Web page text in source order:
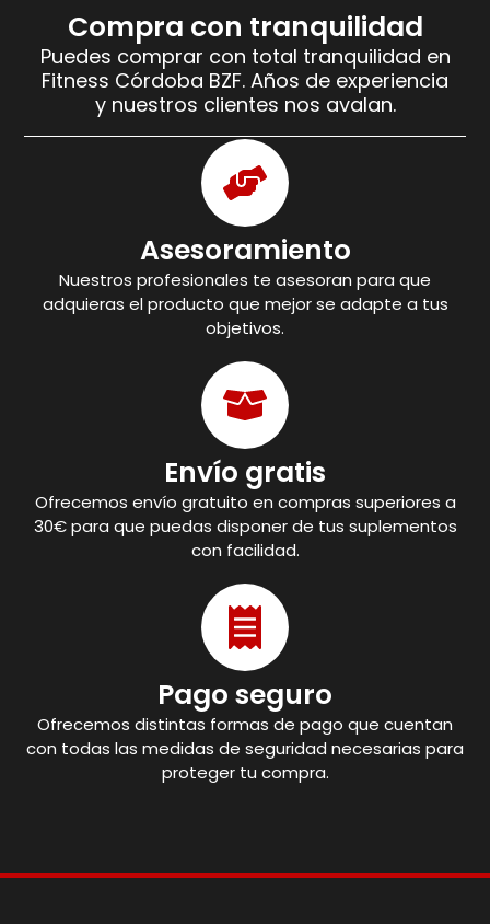
Compra con tranquilidad
Puedes comprar con total tranquilidad en
Fitness Córdoba BZF. Años de experiencia
y nuestros clientes nos avalan.
Asesoramiento
Nuestros profesionales te asesoran para que
adquieras el producto que mejor se adapte a tus
objetivos.
Envío gratis
Ofrecemos envío gratuito en compras superiores a
30€ para que puedas disponer de tus suplementos
con facilidad.
Pago seguro
Ofrecemos distintas formas de pago que cuentan
con todas las medidas de seguridad necesarias para
proteger tu compra.